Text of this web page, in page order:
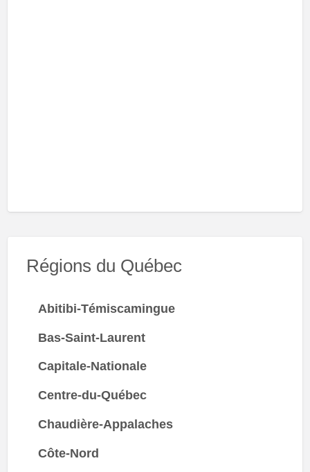
Régions du Québec
Abitibi-Témiscamingue
Bas-Saint-Laurent
Capitale-Nationale
Centre-du-Québec
Chaudière-Appalaches
Côte-Nord